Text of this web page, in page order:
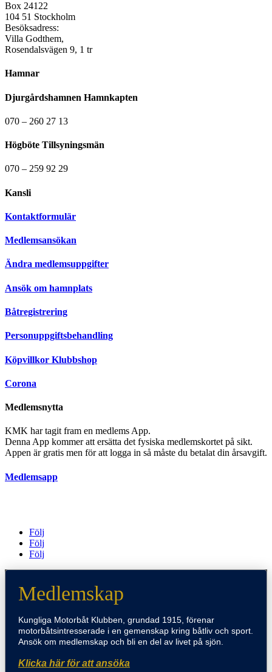
Box 24122
104 51 Stockholm
Besöksadress:
Villa Godthem,
Rosendalsvägen 9, 1 tr
Hamnar
Djurgårdshamnen Hamnkapten
070 – 260 27 13
Högböte Tillsyningsmän
070 – 259 92 29
Kansli
Kontaktformulär
Medlemsansökan
Ändra medlemsuppgifter
Ansök om hamnplats
Båtregistrering
Personuppgiftsbehandling
Köpvillkor Klubbshop
Corona
Medlemsnytta
KMK har tagit fram en medlems App.
Denna App kommer att ersätta det fysiska medlemskortet på sikt.
Appen är gratis men för att logga in så måste du betalat din årsavgift.
Medlemsapp
Följ
Följ
Följ
Medlemskap
Kungliga Motorbåt Klubben, grundad 1915, förenar
motorbåtsintresserade i en gemenskap kring båtliv och sport.
Ansök om medlemskap och bli en del av livet på sjön.
Klicka här för att ansöka